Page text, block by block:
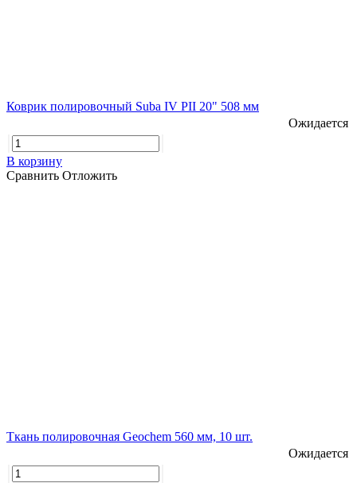
Коврик полировочный Suba IV PII 20" 508 мм
Ожидается
В корзину
Сравнить Отложить
Ткань полировочная Geochem 560 мм, 10 шт.
Ожидается